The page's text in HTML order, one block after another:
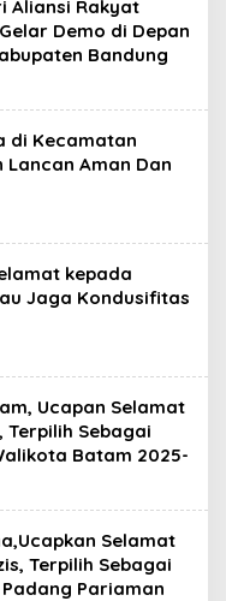
Aliansi Rakyat
Demo di Depan
Bandung
di Kecamatan
Aman Dan
kepada
Jaga Kondusifitas
Ucapan Selamat
Terpilih Sebagai
Batam 2025-
Selamat
Terpilih Sebagai
Pariaman